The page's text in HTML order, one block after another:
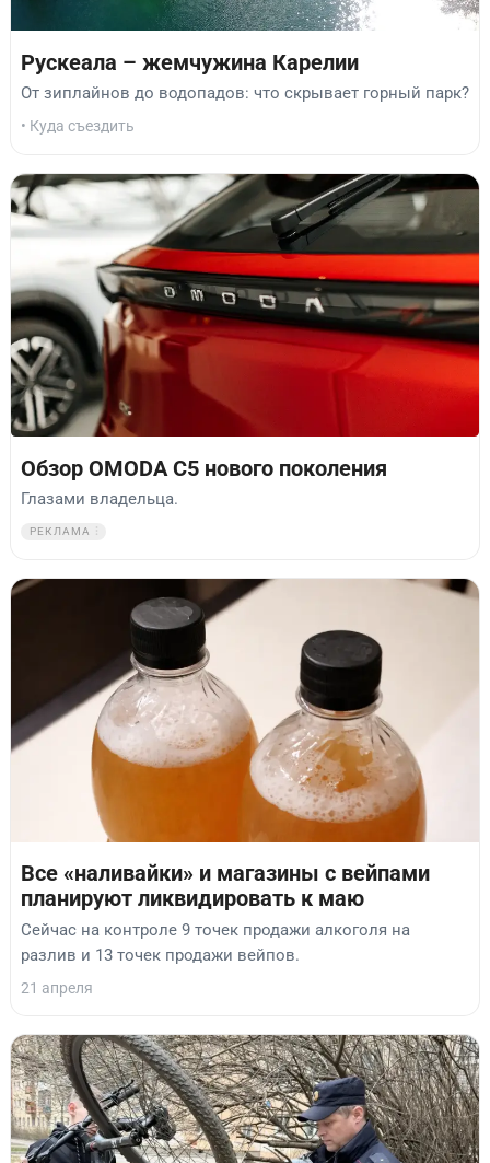
Рускеала – жемчужина Карелии
От зиплайнов до водопадов: что скрывает горный парк?
• Куда съездить
Обзор OMODA C5 нового поколения
Глазами владельца.
РЕКЛАМА
Все «наливайки» и магазины с вейпами
планируют ликвидировать к маю
Сейчас на контроле 9 точек продажи алкоголя на
разлив и 13 точек продажи вейпов.
21 апреля